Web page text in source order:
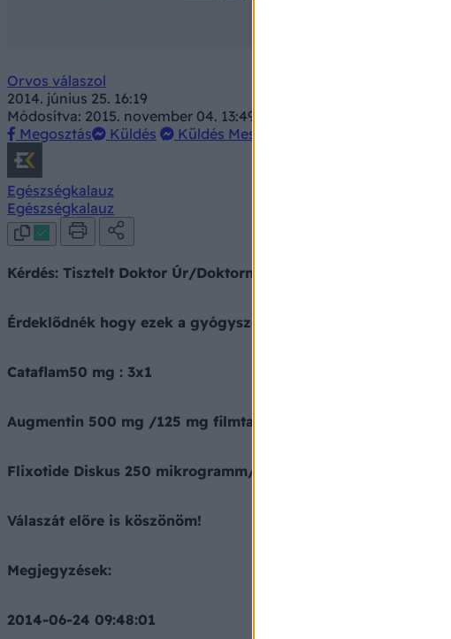
Orvos válaszol
2014. június 25. 16:19
Módosítva: 2015. november 04. 13:49
Megosztás
Küldés Küldés Messengeren
Egészségkalauz
Egészségkalauz
Kérdés: Tisztelt Doktor Úr/Doktornő!
Érdeklődnék hogy ezek a gyógyszerek szedhetőek - e egyben ?
Cataflam50 mg : 3x1
Augmentin 500 mg /125 mg filmtabletta :3x1
Flixotide Diskus 250 mikrogramm/adag :2x1
Válaszát előre is köszönöm!
Megjegyzések:
2014-06-24 09:48:01